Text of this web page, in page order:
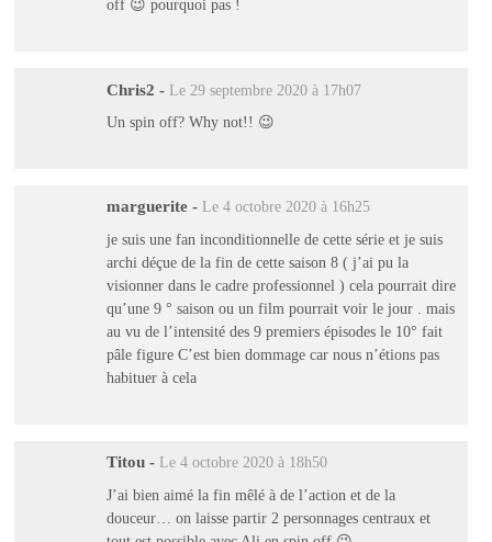
off 😉 pourquoi pas !
Chris2 - Le 29 septembre 2020 à 17h07
Un spin off? Why not!! 😉
marguerite - Le 4 octobre 2020 à 16h25
je suis une fan inconditionnelle de cette série et je suis
archi déçue de la fin de cette saison 8 ( j’ai pu la
visionner dans le cadre professionnel ) cela pourrait dire
qu’une 9 ° saison ou un film pourrait voir le jour . mais
au vu de l’intensité des 9 premiers épisodes le 10° fait
pâle figure C’est bien dommage car nous n’étions pas
habituer à cela
Titou - Le 4 octobre 2020 à 18h50
J’ai bien aimé la fin mêlé à de l’action et de la
douceur… on laisse partir 2 personnages centraux et